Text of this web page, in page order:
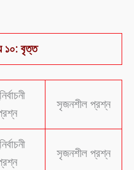
১০: বৃত্ত
সৃজনশীল প্রশ্ন
সৃজনশীল প্রশ্ন